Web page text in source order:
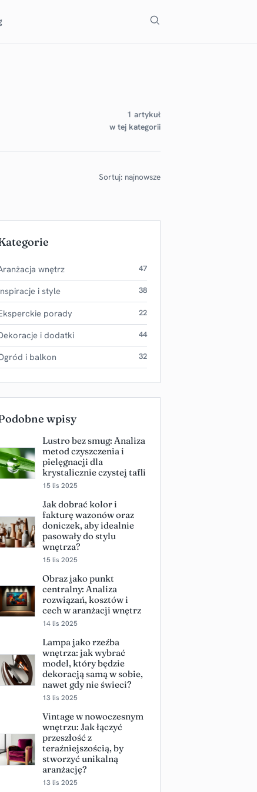
1 artykuł
w tej kategorii
Sortuj: najnowsze
wnętrz 47
i style 38
porady 22
i dodatki 44
i balkon 32
wpisy
Lustro bez smug: Analiza
metod czyszczenia i
pielęgnacji dla
krystalicznie czystej tafli
15 lis 2025
Jak dobrać kolor i
fakturę wazonów oraz
doniczek, aby idealnie
pasowały do stylu
wnętrza?
15 lis 2025
Obraz jako punkt
centralny: Analiza
rozwiązań, kosztów i
cech w aranżacji wnętrz
14 lis 2025
Lampa jako rzeźba
wnętrza: jak wybrać
model, który będzie
dekoracją samą w sobie,
nawet gdy nie świeci?
13 lis 2025
Vintage w nowoczesnym
wnętrzu: Jak łączyć
przeszłość z
teraźniejszością, by
stworzyć unikalną
aranżację?
13 lis 2025